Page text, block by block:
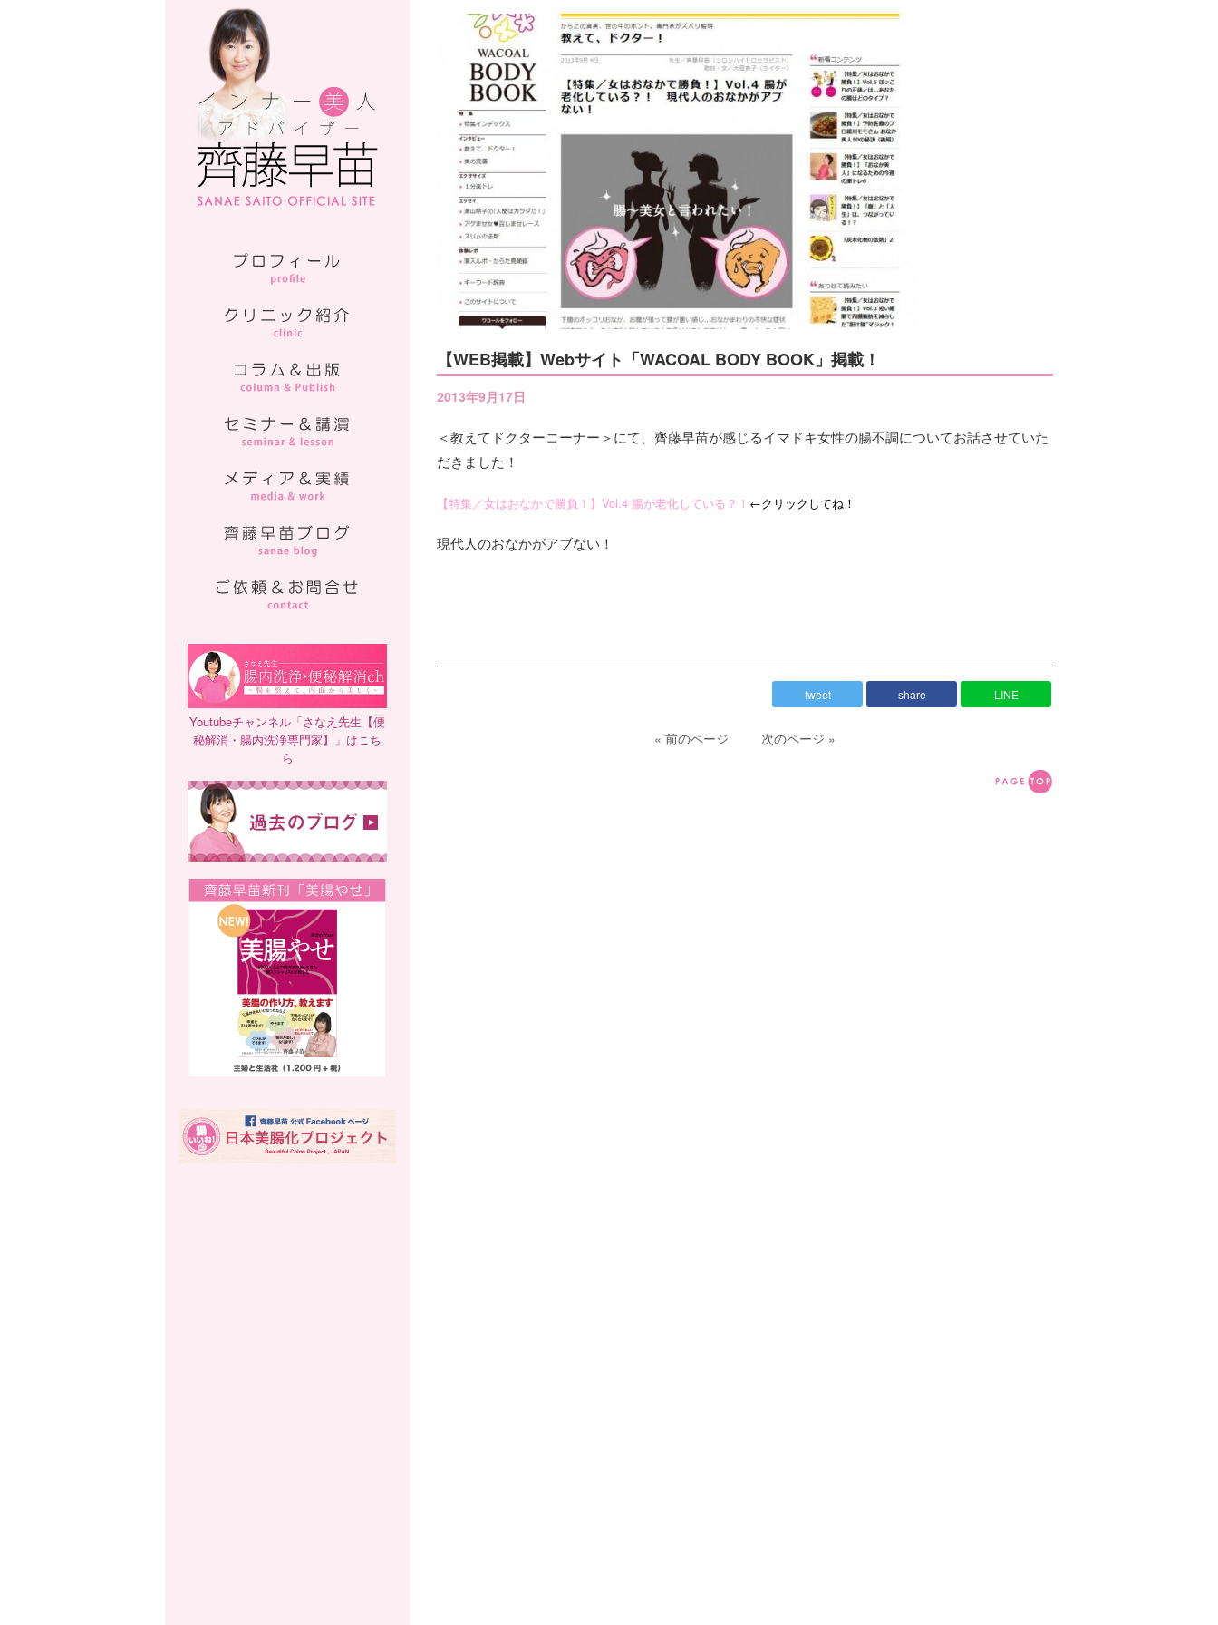
Youtubeチャンネル「さなえ先生【便
秘解消・腸内洗浄専門家】」はこち
ら
【WEB掲載】Webサイト「WACOAL BODY BOOK」掲載！
2013年9月17日
＜教えてドクターコーナー＞にて、齊藤早苗が感じるイマドキ女性の腸不調についてお話させていた
だきました！
【特集／女はおなかで勝負！】Vol.4 腸が老化している？！ ←クリックしてね！
現代人のおなかがアブない！
tweet share LINE
« 前のページ 次のページ »